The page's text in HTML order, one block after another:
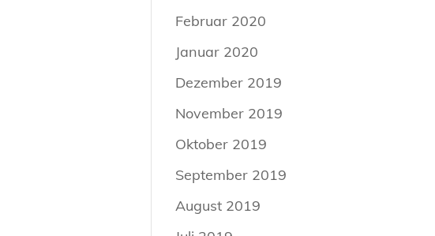
Februar 2020
Januar 2020
Dezember 2019
November 2019
Oktober 2019
September 2019
August 2019